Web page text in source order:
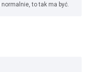
to tak ma być.